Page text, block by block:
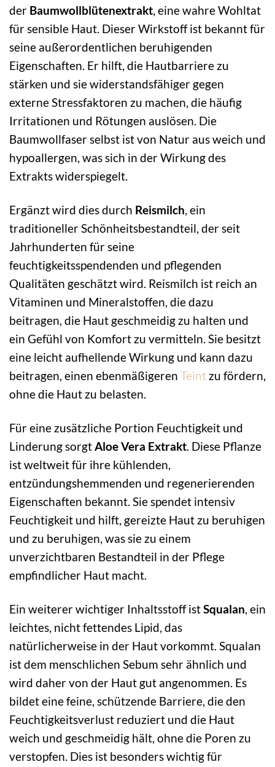
der Baumwollblütenextrakt, eine wahre Wohltat
für sensible Haut. Dieser Wirkstoff ist bekannt für
seine außerordentlichen beruhigenden
Eigenschaften. Er hilft, die Hautbarriere zu
stärken und sie widerstandsfähiger gegen
externe Stressfaktoren zu machen, die häufig
Irritationen und Rötungen auslösen. Die
Baumwollfaser selbst ist von Natur aus weich und
hypoallergen, was sich in der Wirkung des
Extrakts widerspiegelt.
Ergänzt wird dies durch Reismilch, ein
traditioneller Schönheitsbestandteil, der seit
Jahrhunderten für seine
feuchtigkeitsspendenden und pflegenden
Qualitäten geschätzt wird. Reismilch ist reich an
Vitaminen und Mineralstoffen, die dazu
beitragen, die Haut geschmeidig zu halten und
ein Gefühl von Komfort zu vermitteln. Sie besitzt
eine leicht aufhellende Wirkung und kann dazu
beitragen, einen ebenmäßigeren Teint zu fördern,
ohne die Haut zu belasten.
Für eine zusätzliche Portion Feuchtigkeit und
Linderung sorgtAloe Vera Extrakt. Diese Pflanze
ist weltweit für ihre kühlenden,
entzündungshemmenden und regenerierenden
Eigenschaften bekannt. Sie spendet intensiv
Feuchtigkeit und hilft, gereizte Haut zu beruhigen
und zu beruhigen, was sie zu einem
unverzichtbaren Bestandteil in der Pflege
empfindlicher Haut macht.
Ein weiterer wichtiger Inhaltsstoff istSqualan, ein
leichtes, nicht fettendes Lipid, das
natürlicherweise in der Haut vorkommt. Squalan
ist dem menschlichen Sebum sehr ähnlich und
wird daher von der Haut gut angenommen. Es
bildet eine feine, schützende Barriere, die den
Feuchtigkeitsverlust reduziert und die Haut
weich und geschmeidig hält, ohne die Poren zu
verstopfen. Dies ist besonders wichtig für